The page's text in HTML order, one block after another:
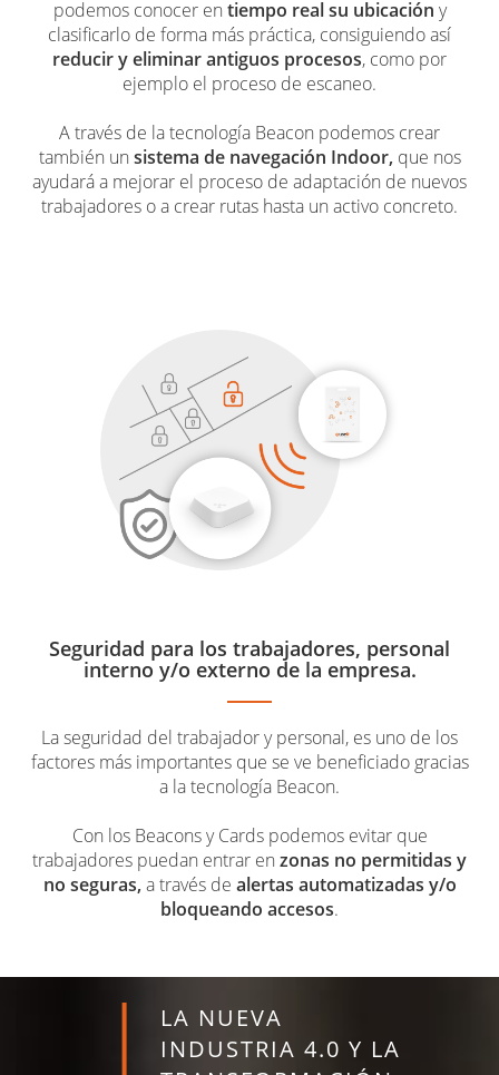
podemos conocer en tiempo real su ubicación y
clasificarlo de forma más práctica, consiguiendo así
reducir y eliminar antiguos procesos, como por
ejemplo el proceso de escaneo.
A través de la tecnología Beacon podemos crear
también un sistema de navegación Indoor, que nos
ayudará a mejorar el proceso de adaptación de nuevos
trabajadores o a crear rutas hasta un activo concreto.
Seguridad para los trabajadores, personal
interno y/o externo de la empresa.
La seguridad del trabajador y personal, es uno de los
factores más importantes que se ve beneficiado gracias
a la tecnología Beacon.
Con los Beacons y Cards podemos evitar que
trabajadores puedan entrar en zonas no permitidas y
no seguras, a través de alertas automatizadas y/o
bloqueando accesos.
LA NUEVA
INDUSTRIA 4.0 Y LA